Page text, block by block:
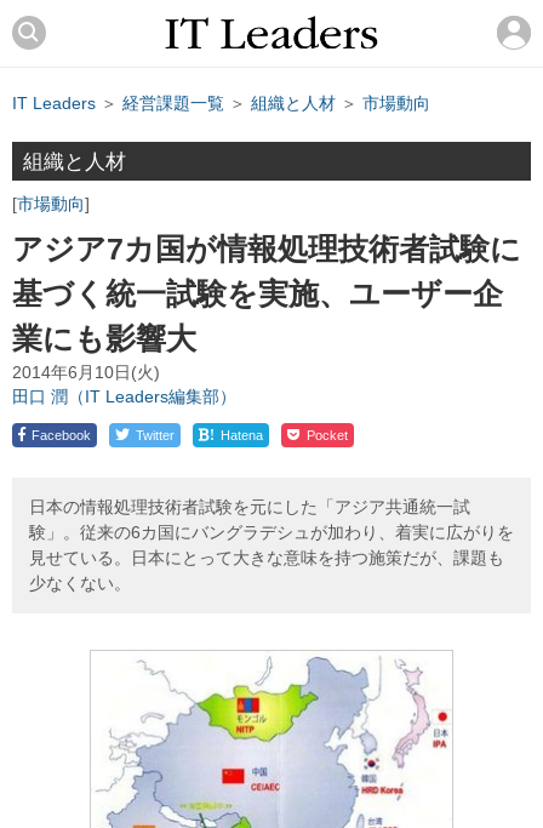
IT Leaders ＞ 経営課題一覧 ＞ 組織と人材 ＞ 市場動向
組織と人材
市場動向
アジア7カ国が情報処理技術者試験に
基づく統一試験を実施、ユーザー企
業にも影響大
2014年6月10日(火)
田口 潤（IT Leaders編集部）
Facebook Twitter ! Hatena Pocket
日本の情報処理技術者試験を元にした「アジア共通統一試
験」。従来の6カ国にバングラデシュが加わり、着実に広がりを
見せている。日本にとって大きな意味を持つ施策だが、課題も
少なくない。